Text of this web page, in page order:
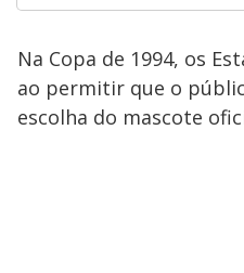
Na Copa de 1994, os
ao permitir que o
escolha do mascote